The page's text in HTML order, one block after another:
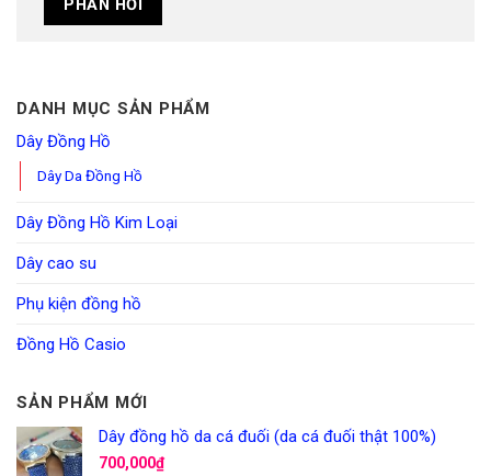
DANH MỤC SẢN PHẨM
Dây Đồng Hồ
Dây Da Đồng Hồ
Dây Đồng Hồ Kim Loại
Dây cao su
Phụ kiện đồng hồ
Đồng Hồ Casio
SẢN PHẨM MỚI
Dây đồng hồ da cá đuối (da cá đuối thật 100%)
700,000₫